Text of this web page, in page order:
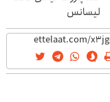
لیسانس
آلمان(40%تخفیف
زمستانی)